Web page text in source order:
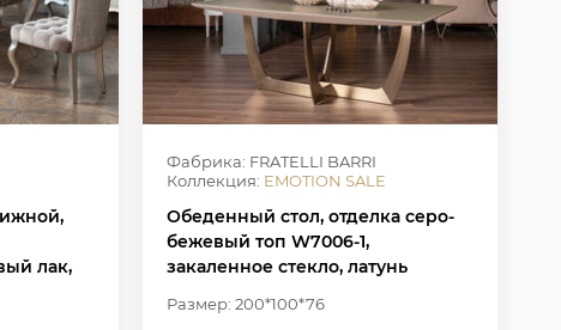
лак,
Фабрика: FRATELLI BARRI
Коллекция: EMOTION SALE
Обеденный стол, отделка серо-
бежевый топ W7006-1,
закаленное стекло, латунь
Размер: 200*100*76